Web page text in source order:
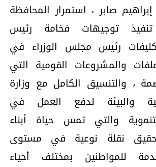
صابر ، استمرار المحافظة
توجيهات فخامة رئيس
رئيس مجلس الوزراء في
والمشروعات القومية التي
، والتنسيق الكامل مع وزارة
والبيئة لدفع العمل في
والتي تمس حياة أبناء
نقلة نوعية في مستوى
للمواطنين بمختلف أحياء